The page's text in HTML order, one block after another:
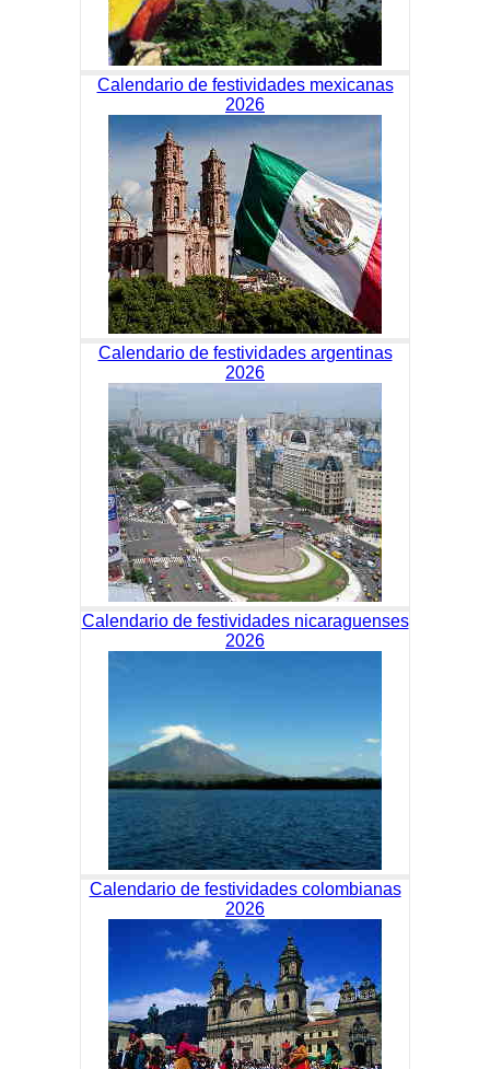
Calendario de festividades mexicanas
2026
Calendario de festividades argentinas
2026
Calendario de festividades nicaraguenses
2026
Calendario de festividades colombianas
2026